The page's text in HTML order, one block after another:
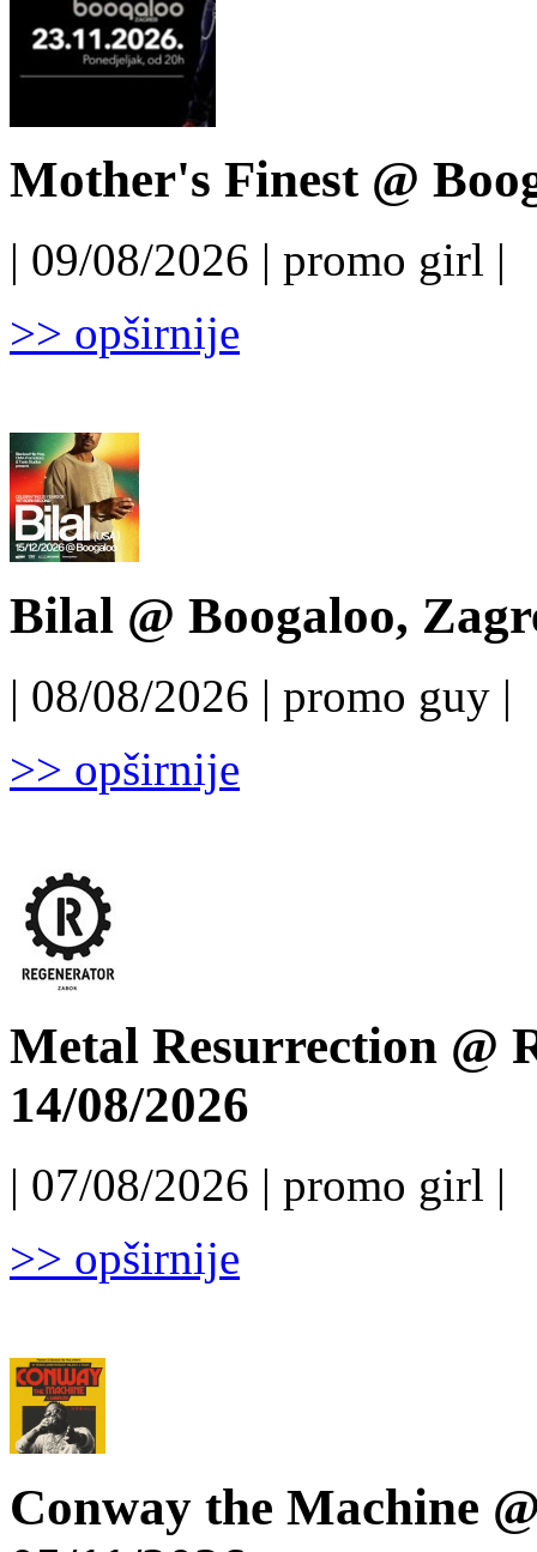
Mother's Finest @
| 09/08/2026 | promo girl |
>> opširnije
Bilal @ Boogaloo,
| 08/08/2026 | promo guy |
>> opširnije
Metal Resurrection @
14/08/2026
| 07/08/2026 | promo girl |
>> opširnije
Conway the Machine